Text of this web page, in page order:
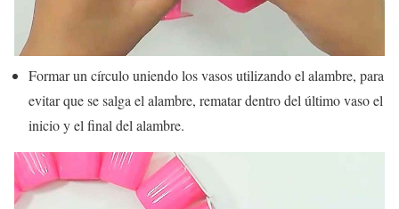
Formar un círculo uniendo los vasos utilizando el alambre, para
evitar que se salga el alambre, rematar dentro del último vaso el
inicio y el final del alambre.